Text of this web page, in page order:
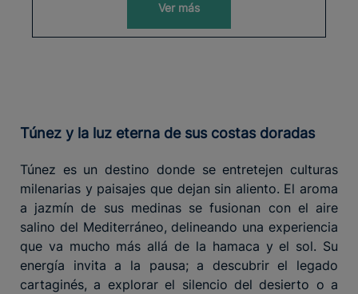
Ver más
Túnez y la luz eterna de sus costas doradas
Túnez es un destino donde se entretejen culturas
milenarias y paisajes que dejan sin aliento. El aroma
a jazmín de sus medinas se fusionan con el aire
salino del Mediterráneo, delineando una experiencia
que va mucho más allá de la hamaca y el sol. Su
energía invita a la pausa; a descubrir el legado
cartaginés, a explorar el silencio del desierto o a